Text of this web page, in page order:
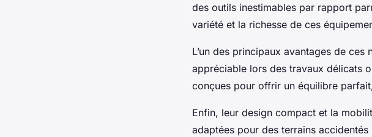
des outils inestimables par rapport
variété et la richesse de ces
L’un des principaux avantages de
appréciable lors des travaux délicats
conçues pour offrir un équilibre
Enfin, leur design compact et la
adaptées pour des terrains